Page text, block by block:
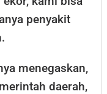
penyakit
menegaskan,
daerah,